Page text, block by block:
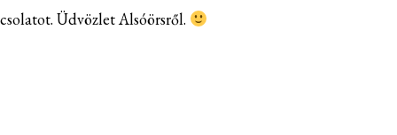
Üdvözlet Alsóörsről.